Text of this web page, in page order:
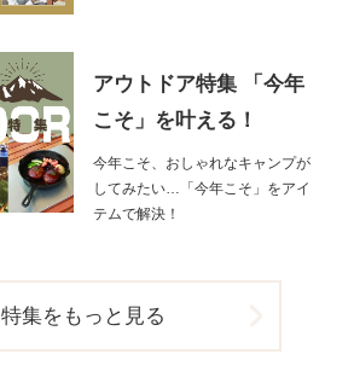
アウトドア特集 「今年
こそ」を叶える！
今年こそ、おしゃれなキャンプが
してみたい…「今年こそ」をアイ
テムで解決！
特集をもっと見る